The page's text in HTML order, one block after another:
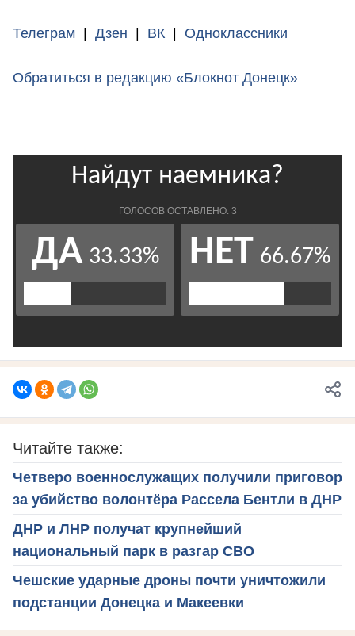
Телеграм | Дзен | ВК | Одноклассники
Обратиться в редакцию «Блокнот Донецк»
Читайте также:
Четверо военнослужащих получили приговор
за убийство волонтёра Рассела Бентли в ДНР
ДНР и ЛНР получат крупнейший
национальный парк в разгар СВО
Чешские ударные дроны почти уничтожили
подстанции Донецка и Макеевки